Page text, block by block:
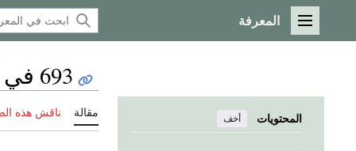
القائمة الرئيسية
المعرفة
المحتويات أخف
693 في الأدب
مقالة ناقش هذه